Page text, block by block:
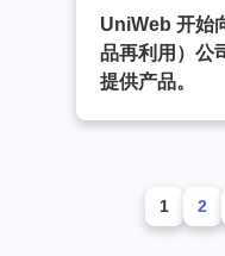
UniWeb 开始
品再利用）公
提供产品。
1 2